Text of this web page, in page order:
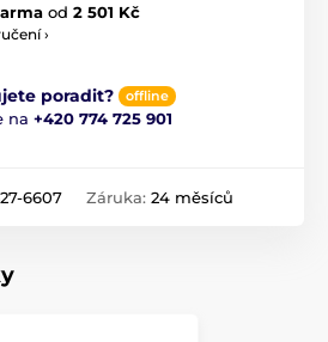
od 2 501 Kč
›
poradit? offline
na +420 774 725 901
6607 Záruka: 24 měsíců